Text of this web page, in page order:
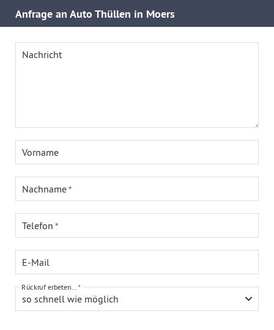
Anfrage an Auto Thüllen in Moers
Nachricht
Vorname
Nachname
Telefon
E-Mail
so schnell wie möglich
Rückruf erbeten...